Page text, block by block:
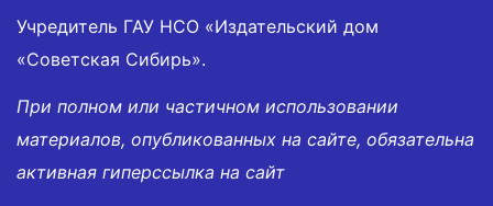
Учредитель ГАУ НСО «Издательский дом
«Советская Сибирь».
При полном или частичном использовании
материалов, опубликованных на сайте, обязательна
активная гиперссылка на сайт